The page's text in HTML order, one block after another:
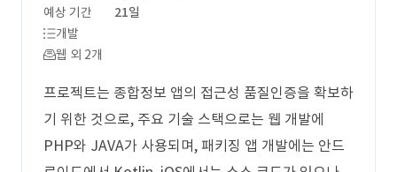
예상 기간
21일
개발
웹 외 2개
프로젝트는 종합정보 앱의 접근성 품질인증을 확보하
기 위한 것으로, 주요 기술 스택으로는 웹 개발에
PHP와 JAVA가 사용되며, 패키징 앱 개발에는 안드